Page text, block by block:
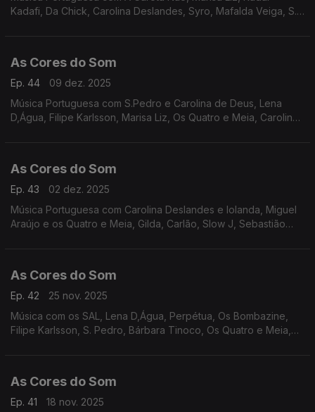
Kadafi, Da Chick, Carolina Deslandes, Syro, Mafalda Veiga, S.
As Cores do Som
Ep. 44
09 dez. 2025
Música Portuguesa com S.Pedro e Carolina de Deus, Lena
D,Água, Filipe Karlsson, Marisa Liz, Os Quatro e Meia, Carolina
As Cores do Som
Ep. 43
02 dez. 2025
Música Portuguesa com Carolina Deslandes e Iolanda, Miguel
Araújo e os Quatro e Meia, Gilda, Carlão, Slow J, Sebastião
As Cores do Som
Ep. 42
25 nov. 2025
Música com os SAL, Lena D,Água, Perpétua, Os Bombazine,
Filipe Karlsson, S. Pedro, Bárbara Tinoco, Os Quatro e Meia,
As Cores do Som
Ep. 41
18 nov. 2025